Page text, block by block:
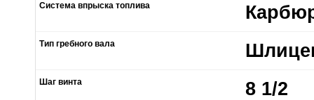
Система впрыска топлива
Тип гребного вала
Шаг винта 8 1/2